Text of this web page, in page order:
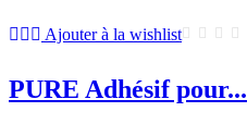
Ajouter à la wishlist
PURE Adhésif pour...